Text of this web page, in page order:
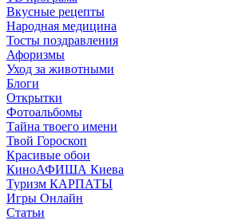
Вкусные рецепты
Народная медицина
Тосты поздравления
Афоризмы
Уход за животными
Блоги
Открытки
Фотоальбомы
Тайна твоего имени
Твой Гороскоп
Красивые обои
КиноАФИША Киева
Туризм КАРПАТЫ
Игры Онлайн
Статьи